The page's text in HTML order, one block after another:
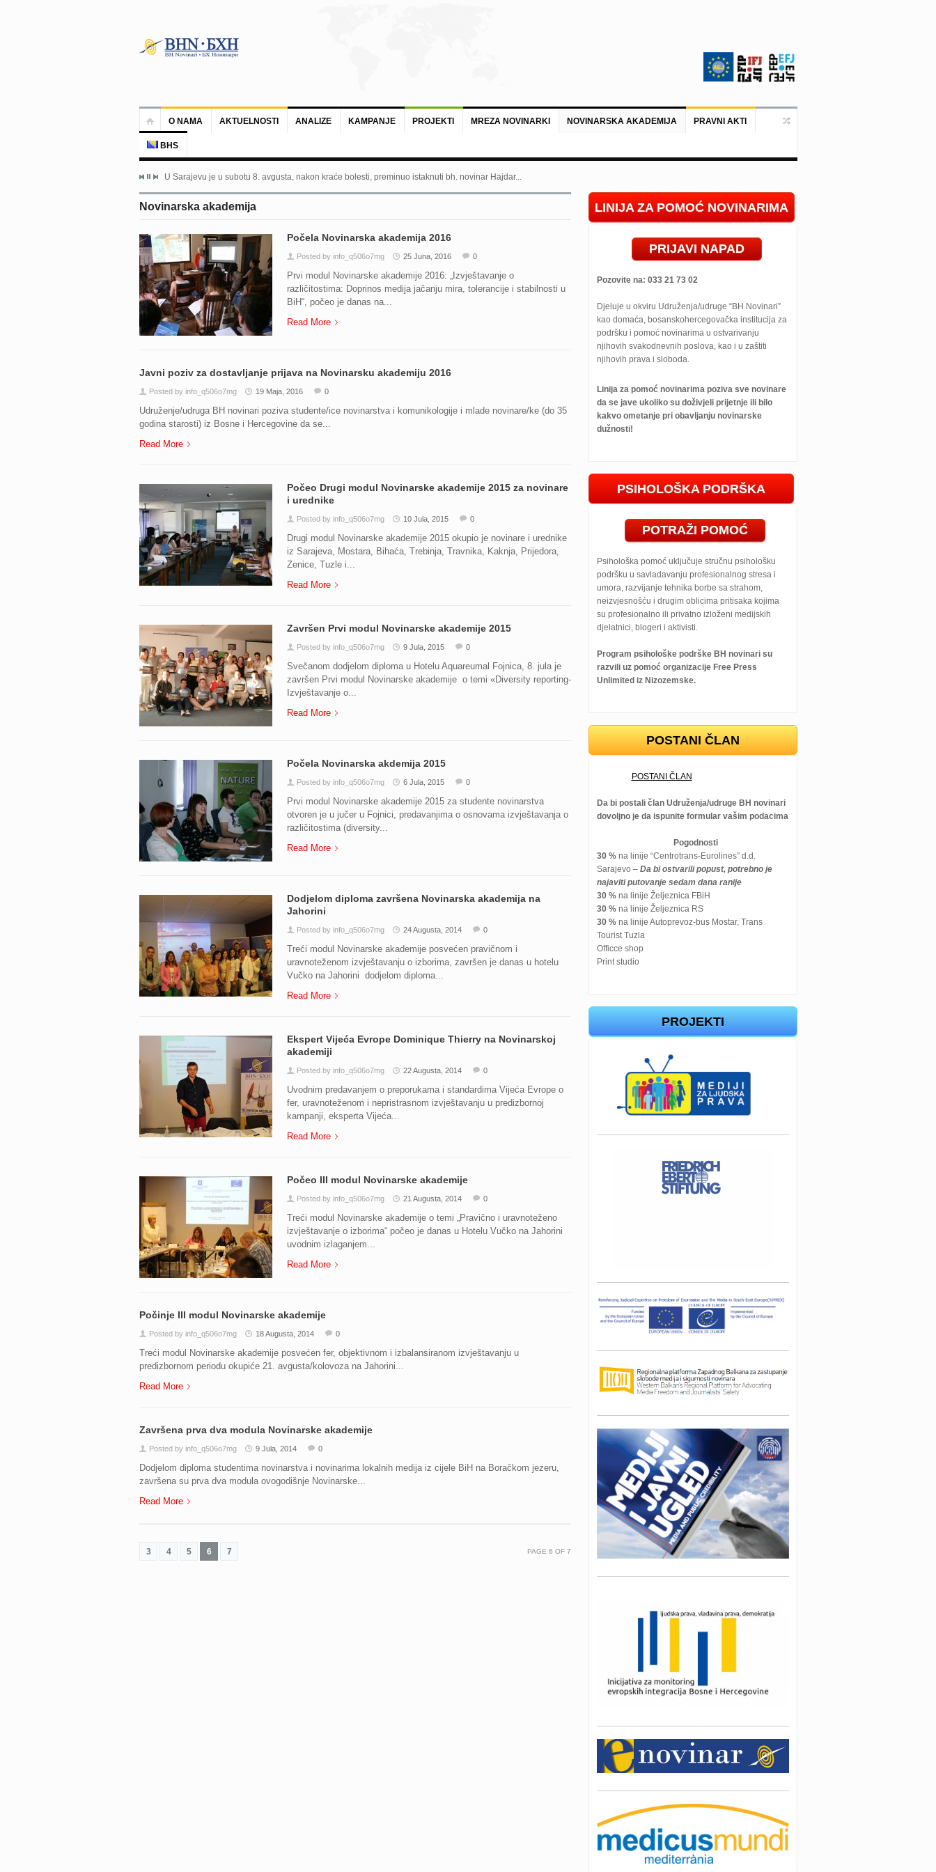
O NAMA AKTUELNOSTI ANALIZE KAMPANJE PROJEKTI MREZA NOVINARKI NOVINARSKA AKADEMIJA PRAVNI AKTI
BHS
U Sarajevu je u subotu 8. avgusta, nakon kraće bolesti, preminuo istaknuti bh. novinar Hajdar...
Novinarska akademija
Počela Novinarska akademija 2016
Posted by info_q506o7mg 25 Juna, 2016 0
Prvi modul Novinarske akademije 2016: „Izvještavanje o
različitostima: Doprinos medija jačanju mira, tolerancije i stabilnosti u
BiH“, počeo je danas na...
Read More
Javni poziv za dostavljanje prijava na Novinarsku akademiju 2016
Posted by info_q506o7mg 19 Maja, 2016 0
Udruženje/udruga BH novinari poziva studente/ice novinarstva i komunikologije i mlade novinare/ke (do 35
godina starosti) iz Bosne i Hercegovine da se...
Read More
Počeo Drugi modul Novinarske akademije 2015 za novinare
i urednike
Posted by info_q506o7mg 10 Jula, 2015 0
Drugi modul Novinarske akademije 2015 okupio je novinare i urednike
iz Sarajeva, Mostara, Bihaća, Trebinja, Travnika, Kaknja, Prijedora,
Zenice, Tuzle i...
Read More
Završen Prvi modul Novinarske akademije 2015
Posted by info_q506o7mg 9 Jula, 2015 0
Svečanom dodjelom diploma u Hotelu Aquareumal Fojnica, 8. jula je
završen Prvi modul Novinarske akademije o temi «Diversity reporting-
Izvještavanje o...
Read More
Počela Novinarska akdemija 2015
Posted by info_q506o7mg 6 Jula, 2015 0
Prvi modul Novinarske akademije 2015 za studente novinarstva
otvoren je u jučer u Fojnici, predavanjima o osnovama izvještavanja o
različitostima (diversity...
Read More
Dodjelom diploma završena Novinarska akademija na
Jahorini
Posted by info_q506o7mg 24 Augusta, 2014 0
Treći modul Novinarske akademije posvećen pravičnom i
uravnoteženom izvještavanju o izborima, završen je danas u hotelu
Vučko na Jahorini dodjelom diploma...
Read More
Ekspert Vijeća Evrope Dominique Thierry na Novinarskoj
akademiji
Posted by info_q506o7mg 22 Augusta, 2014 0
Uvodnim predavanjem o preporukama i standardima Vijeća Evrope o
fer, uravnoteženom i nepristrasnom izvještavanju u predizbornoj
kampanji, eksperta Vijeća...
Read More
Počeo III modul Novinarske akademije
Posted by info_q506o7mg 21 Augusta, 2014 0
Treći modul Novinarske akademije o temi „Pravično i uravnoteženo
izvještavanje o izborima“ počeo je danas u Hotelu Vučko na Jahorini
uvodnim izlaganjem...
Read More
Počinje III modul Novinarske akademije
Posted by info_q506o7mg 18 Augusta, 2014 0
Treći modul Novinarske akademije posvećen fer, objektivnom i izbalansiranom izvještavanju u
predizbornom periodu okupiće 21. avgusta/kolovoza na Jahorini...
Read More
Završena prva dva modula Novinarske akademije
Posted by info_q506o7mg 9 Jula, 2014 0
Dodjelom diploma studentima novinarstva i novinarima lokalnih medija iz cijele BiH na Boračkom jezeru,
završena su prva dva modula ovogodišnje Novinarske...
Read More
3 4 5 6 7 PAGE 6 OF 7
LINIJA ZA POMOĆ NOVINARIMA
PRIJAVI NAPAD
Pozovite na: 033 21 73 02
Djeluje u okviru Udruženja/udruge “BH Novinari”
kao domaća, bosanskohercegovačka institucija za
podršku i pomoć novinarima u ostvarivanju
njihovih svakodnevnih poslova, kao i u zaštiti
njihovih prava i sloboda.
Linija za pomoć novinarima poziva sve novinare
da se jave ukoliko su doživjeli prijetnje ili bilo
kakvo ometanje pri obavljanju novinarske
dužnosti!
PSIHOLOŠKA PODRŠKA
POTRAŽI POMOĆ
Psihološka pomoć uključuje stručnu psihološku
podršku u savladavanju profesionalnog stresa i
umora, razvijanje tehnika borbe sa strahom,
neizvjesnošću i drugim oblicima pritisaka kojima
su profesionalno ili privatno izloženi medijskih
djelatnici, blogeri i aktivisti.
Program psihološke podrške BH novinari su
razvili uz pomoć organizacije Free Press
Unlimited iz Nizozemske.
POSTANI ČLAN
POSTANI ČLAN
Da bi postali član Udruženja/udruge BH novinari
dovoljno je da ispunite formular vašim podacima
Pogodnosti
30 %na linije “Centrotrans-Eurolines” d.d.
Sarajevo – Da bi ostvarili popust, potrebno je
najaviti putovanje sedam dana ranije
30 %na linije Željeznica FBiH
30 %na linije Željeznica RS
30 %na linije Autoprevoz-bus Mostar, Trans
Tourist Tuzla
Officce shop
Print studio
PROJEKTI